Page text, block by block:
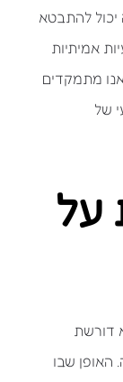
יכול להתבטא
אמיתיות
מתמקדים
של
על
דורשת
האופן שבו